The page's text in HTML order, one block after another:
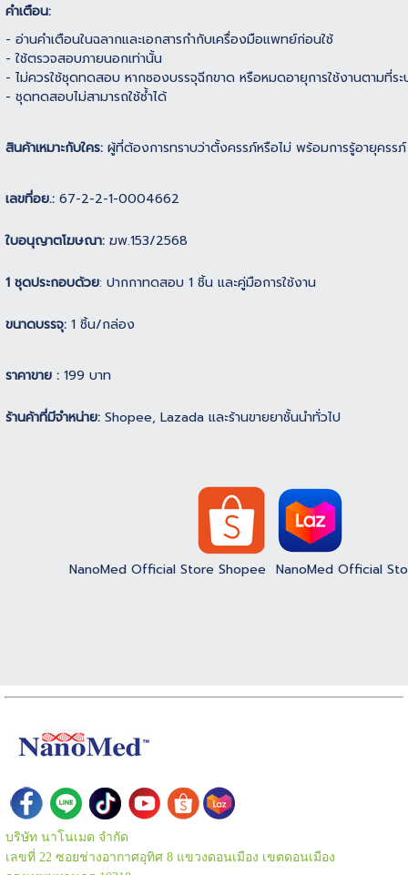
คำเตือน:
- อ่านคําเตือนในฉลากและเอกสารกํากับเครื่องมือแพทย์ก่อนใช้
- ใช้ตรวจสอบภายนอกเท่านั้น
- ไม่ควรใช้ชุดทดสอบ หากซองบรรจุฉีกขาด หรือหมดอายุการใช้งานตามที่ระ
- ชุดทดสอบไม่สามารถใช้ซํ้าได้
สินค้าเหมาะกับใคร: ผู้ที่ต้องการทราบว่าตั้งครรภ์หรือไม่ พร้อมการรู้อายุครรภ์
เลขที่อย.: 67-2-2-1-0004662
ใบอนุญาตโฆษณา: ฆพ.153/2568
1 ชุดประกอบด้วย: ปากกาทดสอบ 1 ชิ้น และคู่มือการใช้งาน
ขนาดบรรจุ:1 ชิ้น/กล่อง
ราคาขาย : 199 บาท
ร้านค้าที่มีจำหน่าย:Shopee, Lazada และร้านขายยาชั้นนำทั่วไป
NanoMed Official Store Shopee NanoMed Official
บริษัท นาโนเมด จำกัด
เลขที่ 22 ซอยช่างอากาศอุทิศ 8 แขวงดอนเมือง เขตดอนเมือง